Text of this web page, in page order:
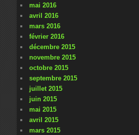
mai 2016
avril 2016
mars 2016
février 2016
décembre 2015
novembre 2015
octobre 2015
septembre 2015
juillet 2015
juin 2015
mai 2015
avril 2015
mars 2015